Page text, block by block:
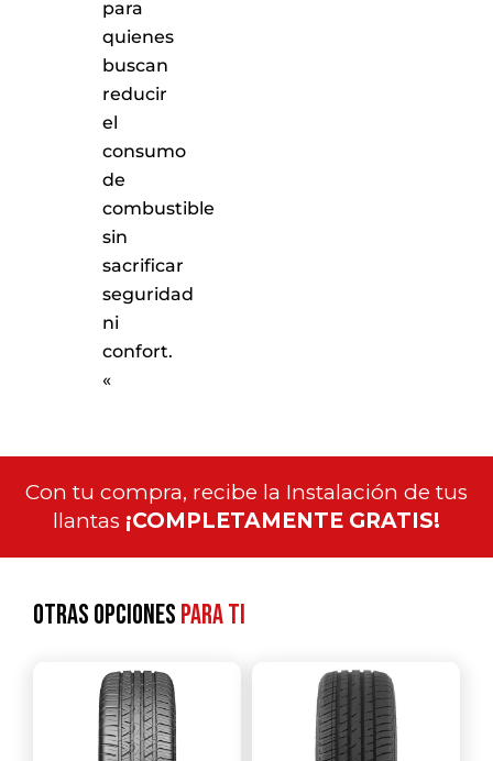
para
quienes
buscan
reducir
el
consumo
de
combustible
sin
sacrificar
seguridad
ni
confort.
«
Con tu compra, recibe la Instalación de tus
llantas ¡COMPLETAMENTE GRATIS!
Otras opcionespara ti